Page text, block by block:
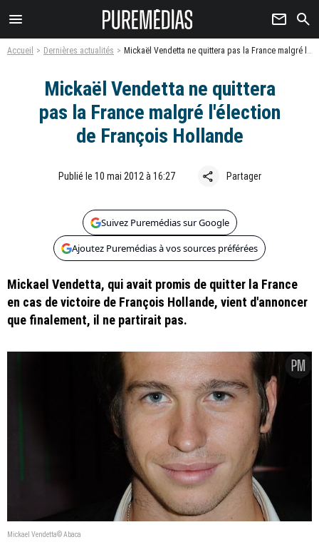
menu newsletter search
Accueil Dernières actualités Mickaël Vendetta ne quittera pas la France malgré l'élection de François Hollande
Mickaël Vendetta ne quittera
pas la France malgré l'élection
de François Hollande
Publié le 10 mai 2012 à 16:27 share Partager
Suivez Puremédias sur Google
Ajoutez Puremédias à vos sources préférées
Mickael Vendetta, qui avait promis de quitter la France
en cas de victoire de François Hollande, vient d'annoncer
que finalement, il ne partirait pas.
Mickael Vendetta© Abaca